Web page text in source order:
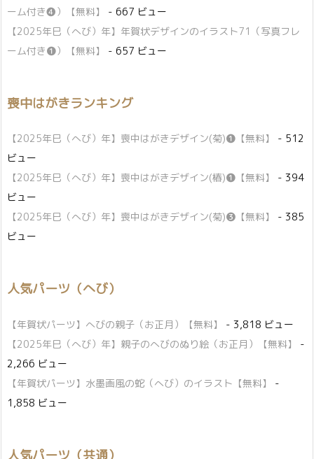
ーム付き❹）【無料】
- 667 ビュー
【2025年巳（へび）年】年賀状デザインのイラスト71（写真フレ
ーム付き❶）【無料】
- 657 ビュー
喪中はがきランキング
【2025年巳（へび）年】喪中はがきデザイン(菊)❶【無料】
- 512
ビュー
【2025年巳（へび）年】喪中はがきデザイン(椿)❶【無料】
- 394
ビュー
【2025年巳（へび）年】喪中はがきデザイン(菊)❸【無料】
- 385
ビュー
人気パーツ（へび）
【年賀状パーツ】へびの親子（お正月）【無料】
- 3,818 ビュー
【2025年巳（へび）年】親子のへびのぬり絵（お正月）【無料】
-
2,266 ビュー
【年賀状パーツ】水墨画風の蛇（へび）のイラスト【無料】
-
1,858 ビュー
人気パーツ（共通）